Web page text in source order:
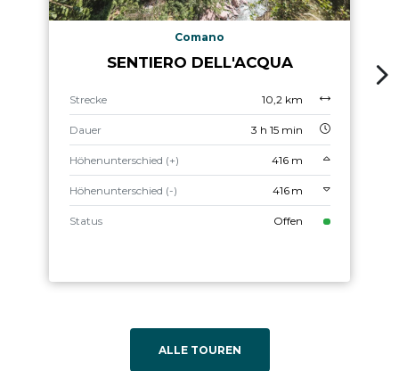
Comano
SENTIERO DELL'ACQUA
Strecke 10,2 km
Dauer 3 h 15 min
Höhenunterschied (+) 416 m
Höhenunterschied (-) 416 m
Status Offen
ALLE TOUREN